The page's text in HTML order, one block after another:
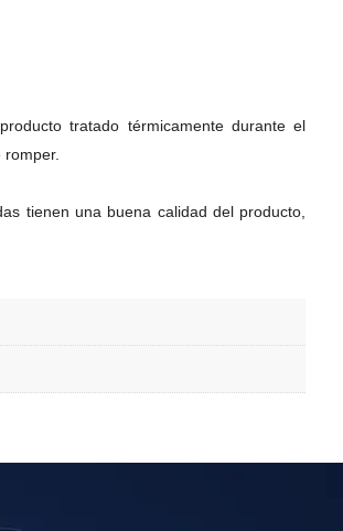
tratado térmicamente durante el
tienen una buena calidad del producto,